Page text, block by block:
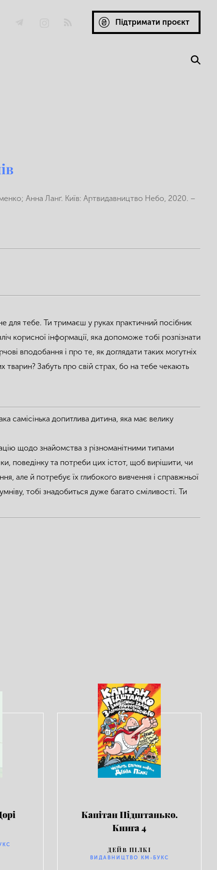
Підтримати проєкт
Анна Ланґ. Київ: Артвидавництво Небо, 2020. –
для тебе. Ти тримаєш у руках практичний посібник
корисної інформації, яка допоможе тобі розпізнати
вподобання і про те, як доглядати таких могутніх
тварин? Забуть про свій страх, бо на тебе чекають
самісінька допитлива дитина, яка має велику
щодо знайомства з різноманітними типами
поведінку та потреби цих істот, щоб вирішити, чи
але й потребує їх глибокого вивчення і справжньої
тобі знадобиться дуже багато сміливості. Ти
Капітан Підштанько.
Книга 4
ДЕЙВ ПІЛКІ
ВИДАВНИЦТВО КМ-БУКС